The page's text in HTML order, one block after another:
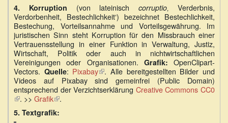
extern)
4. Korruption (von lateinischcorruptio‚ Verderbnis,
Verdorbenheit, Bestechlichkeit‘) bezeichnet Bestechlichkeit,
Bestechung, Vorteilsannahme und Vorteilsgewährung. Im
juristischen Sinn steht Korruption für den Missbrauch einer
Vertrauens­stellung in einer Funktion in Verwaltung, Justiz,
Wirtschaft, Politik oder auch in nichtwirtschaftlichen
Vereinigungen oder Organisationen. Grafik: OpenClipart-
Vectors. Quelle: Pixabay(Link
ist
extern)
. Alle bereitgestellten Bilder und
Videos auf Pixabay sind gemeinfrei (Public Domain)
entsprechend der Verzichtserklärung Creative Commons CC0
(Link
ist
extern)
. >> Grafik(Link
ist
extern)
.
5. Textgrafik: